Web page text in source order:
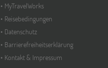
MyTravelWorks
Reisebedingungen
Datenschutz
Barrierefreiheitserklärung
Kontakt & Impressum